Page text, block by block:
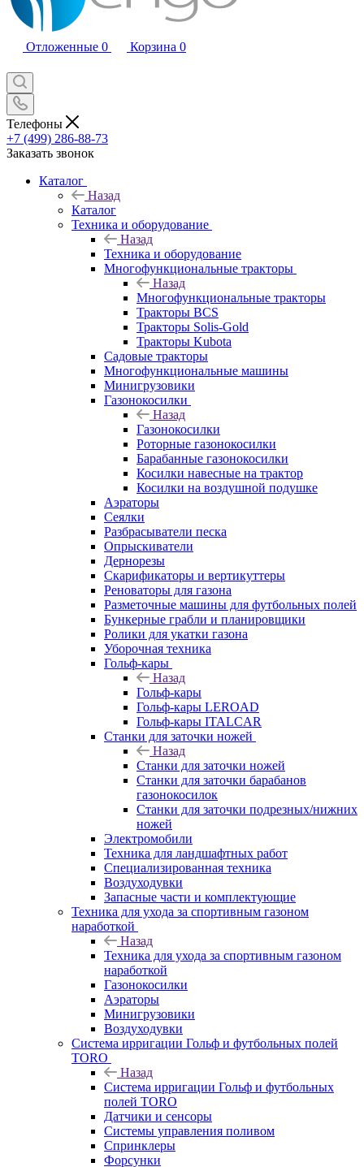
Отложенные 0 Корзина 0
Телефоны
+7 (499) 286-88-73
Заказать звонок
Каталог
Назад
Каталог
Техника и оборудование
Назад
Техника и оборудование
Многофункциональные тракторы
Назад
Многофункциональные тракторы
Тракторы BCS
Тракторы Solis-Gold
Тракторы Kubota
Садовые тракторы
Многофункциональные машины
Минигрузовики
Газонокосилки
Назад
Газонокосилки
Роторные газонокосилки
Барабанные газонокосилки
Косилки навесные на трактор
Косилки на воздушной подушке
Аэраторы
Сеялки
Разбрасыватели песка
Опрыскиватели
Дернорезы
Скарификаторы и вертикуттеры
Реноваторы для газона
Разметочные машины для футбольных полей
Бункерные грабли и планировщики
Ролики для укатки газона
Уборочная техника
Гольф-кары
Назад
Гольф-кары
Гольф-кары LEROAD
Гольф-кары ITALCAR
Станки для заточки ножей
Назад
Станки для заточки ножей
Станки для заточки барабанов
газонокосилок
Станки для заточки подрезных/нижних
ножей
Электромобили
Техника для ландшафтных работ
Специализированная техника
Воздуходувки
Запасные части и комплектующие
Техника для ухода за спортивным газоном
наработкой
Назад
Техника для ухода за спортивным газоном
наработкой
Газонокосилки
Аэраторы
Минигрузовики
Воздуходувки
Система ирригации Гольф и футбольных полей
TORO
Назад
Система ирригации Гольф и футбольных
полей TORO
Датчики и сенсоры
Системы управления поливом
Спринклеры
Форсунки